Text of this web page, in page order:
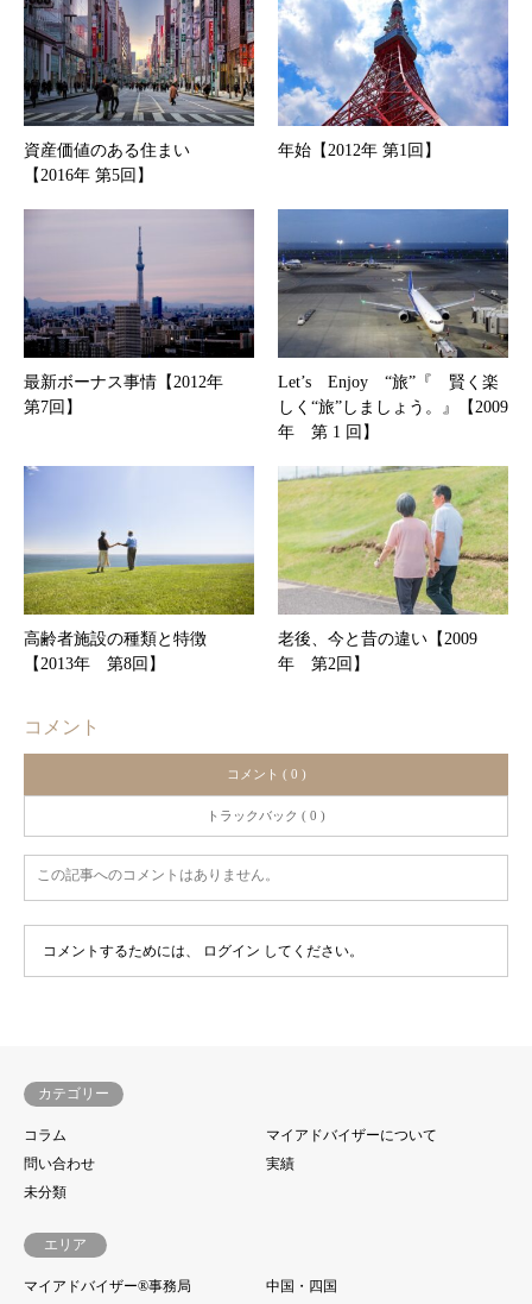
資産価値のある住まい
【2016年 第5回】
年始【2012年 第1回】
最新ボーナス事情【2012年
第7回】
Let’s Enjoy “旅”『 賢く楽
しく“旅”しましょう。』【2009
年 第 1 回】
高齢者施設の種類と特徴
【2013年 第8回】
老後、今と昔の違い【2009
年 第2回】
コメント
コメント ( 0 )
トラックバック ( 0 )
この記事へのコメントはありません。
コメントするためには、 ログイン してください。
カテゴリー
コラム
マイアドバイザーについて
問い合わせ
実績
未分類
エリア
マイアドバイザー®事務局 中国・四国